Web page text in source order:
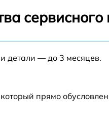
от 60
детали — до 3 месяцев.
прямо